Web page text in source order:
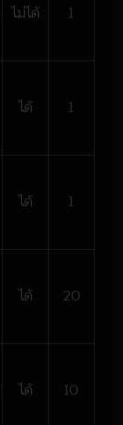
ไม่ได้ 1
ได้ 1
ได้ 1
ได้ 20
ได้ 10